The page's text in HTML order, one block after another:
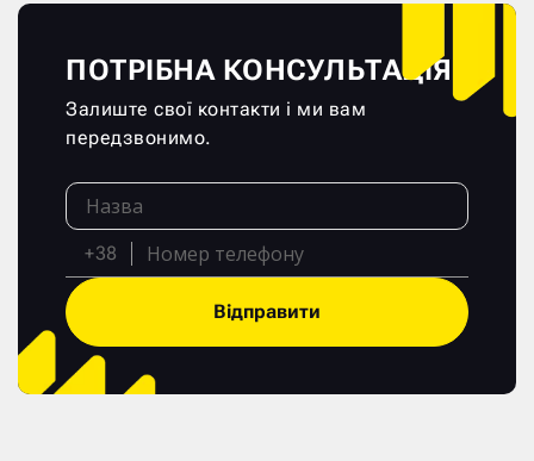
ПОТРІБНА КОНСУЛЬТАЦІЯ?
Залиште свої контакти і ми вам
передзвонимо.
+38
Відправити